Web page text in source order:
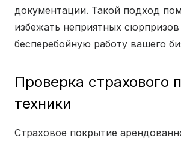
документации. Такой подход
избежать неприятных сюрпризов
бесперебойную работу вашего
Проверка страхового
техники
Страховое покрытие